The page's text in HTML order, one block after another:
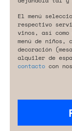
El menú
respectivo
vinos, así
menú de niños,
decoración
alquiler de
contacto con